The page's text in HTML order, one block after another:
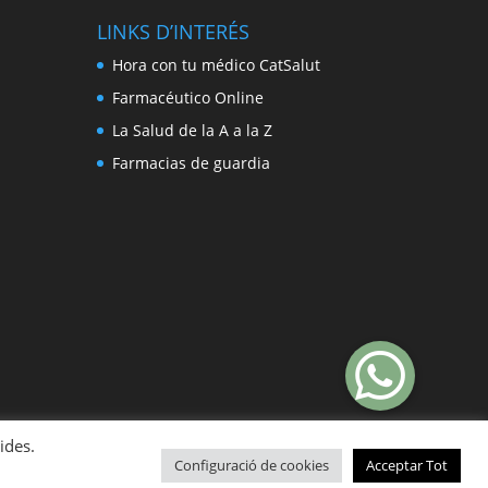
LINKS D’INTERÉS
Hora con tu médico CatSalut
Farmacéutico Online
La Salud de la A a la Z
Farmacias de guardia
Configuració de cookies Acceptar Tot